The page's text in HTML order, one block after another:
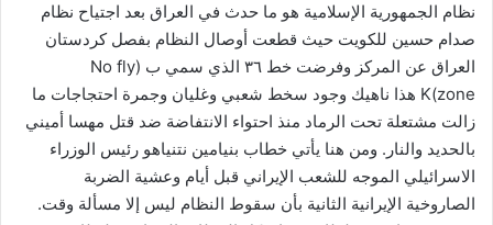
نظام الجمهورية الإسلامية هو ما حدث في العراق بعد اجتياح نظام
صدام حسين للكويت حيث قطعت أوصال النظام بفصل كردستان
العراق عن المركز وفرضت خط ٣٦ الذي سمي ب (No fly
zone)K هذا ناهيك وجود سخط شعبي وغليان وجمرة احتجاجات ما
زالت مشتعلة تحت الرماد منذ احتواء الانتفاضة ضد قتل مهسا أميني
بالحديد والنار. ومن هنا يأتي خطاب بنيامين نتنياهو رئيس الوزراء
الاسرائيلي الموجه للشعب الإيراني قبل أيام وعشية الضربة
الصاروخية الإيرانية الثانية بأن سقوط النظام ليس إلا مسألة وقت.